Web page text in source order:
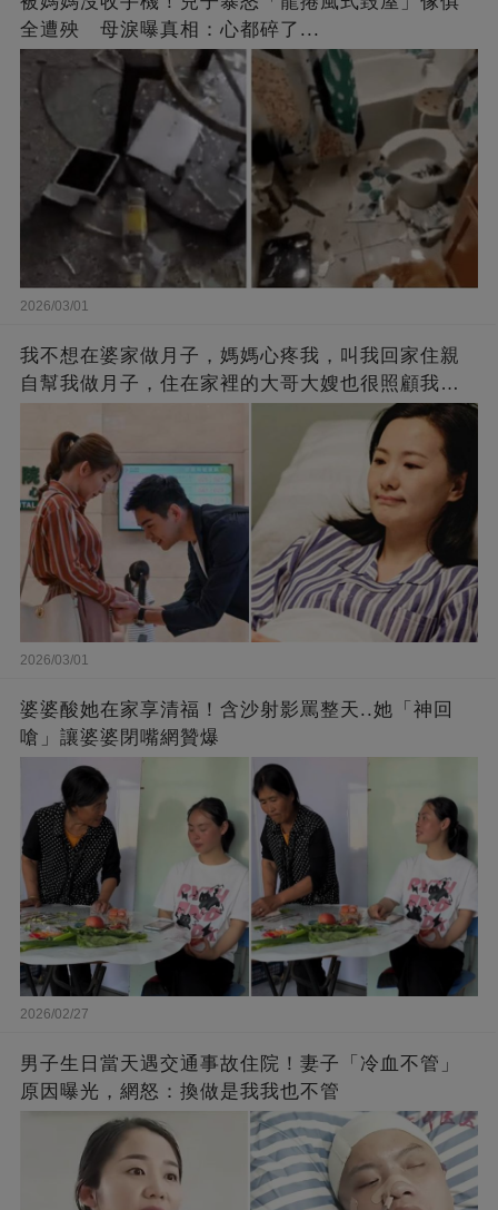
全遭殃 母淚曝真相：心都碎了...
2026/03/01
我不想在婆家做月子，媽媽心疼我，叫我回家住親
自幫我做月子，住在家裡的大哥大嫂也很照顧我，
我很感動….身體好點後我親自煮一大桌的菜想感謝
全家，沒想到「5歲小姪女冒出一句話」我連夜抱剛
出生的兒子搬走 #發誓再也不回娘家住
2026/03/01
婆婆酸她在家享清福！含沙射影罵整天..她「神回
嗆」讓婆婆閉嘴網贊爆
2026/02/27
男子生日當天遇交通事故住院！妻子「冷血不管」
原因曝光，網怒：換做是我我也不管